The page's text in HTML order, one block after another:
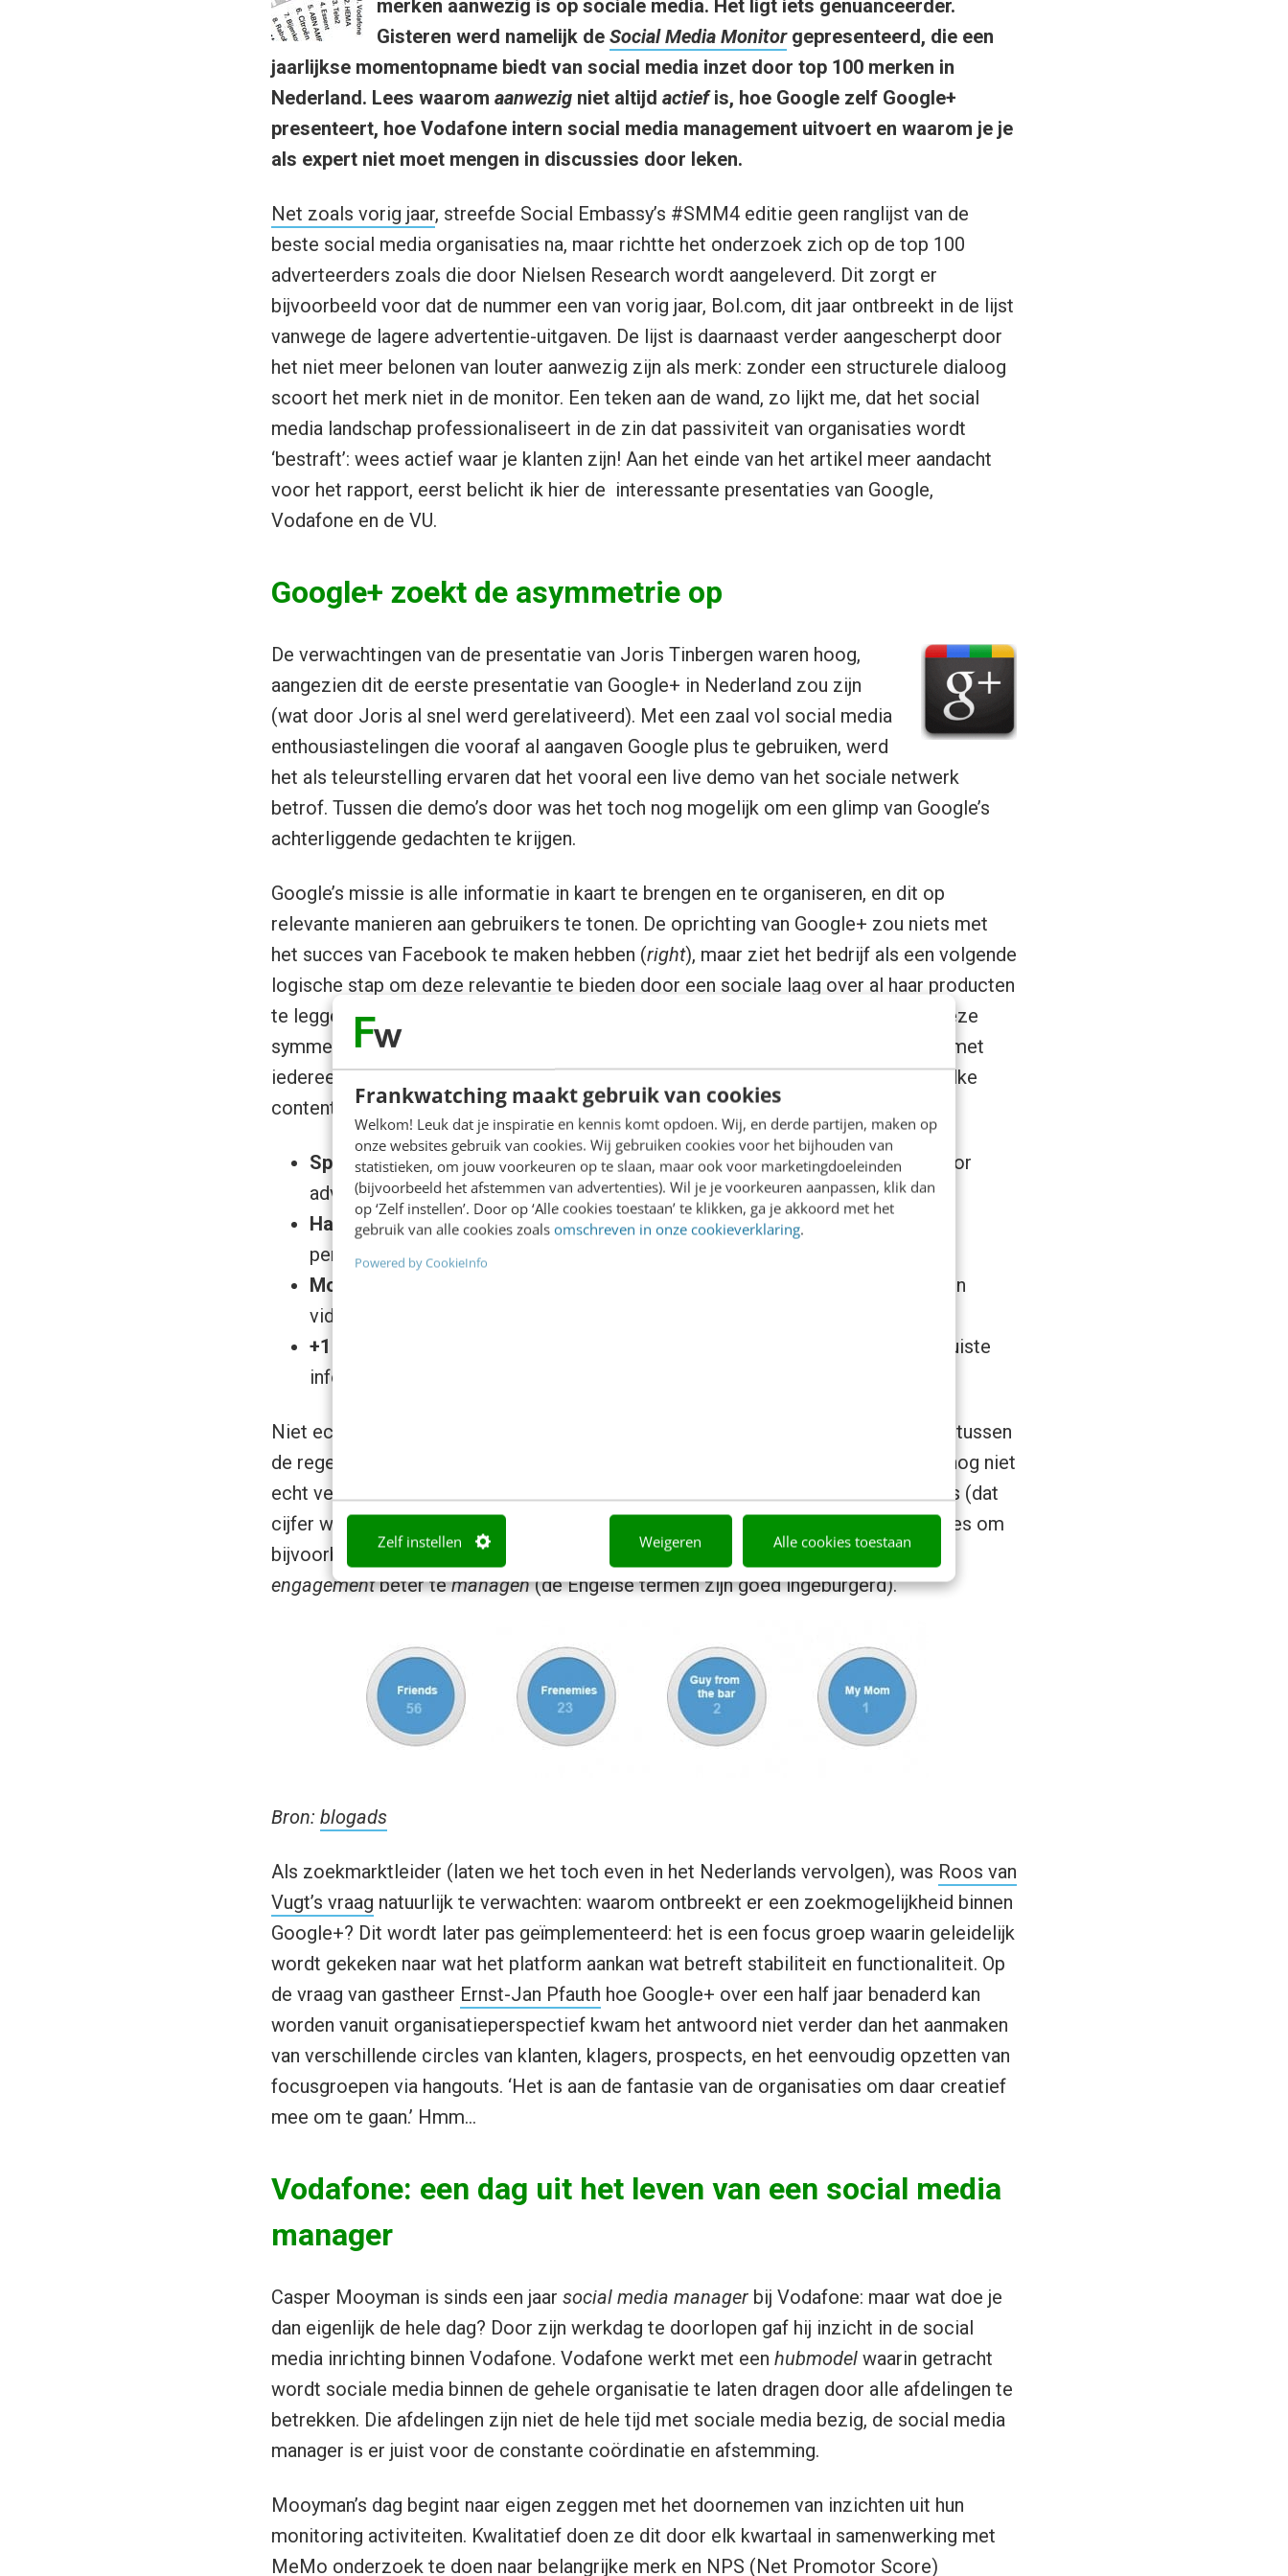
Frankwatching maakt gebruik van cookies
Welkom! Leuk dat je inspiratie en kennis komt opdoen. Wij, en derde partijen, maken op
onze websites gebruik van cookies. Wij gebruiken cookies voor het bijhouden van
statistieken, om jouw voorkeuren op te slaan, maar ook voor marketingdoeleinden
(bijvoorbeeld het afstemmen van advertenties). Wil je je voorkeuren aanpassen, klik dan
op ‘Zelf instellen’. Door op ‘Alle cookies toestaan’ te klikken, ga je akkoord met het
gebruik van alle cookies zoals omschreven in onze cookieverklaring.
Powered by CookieInfo
Zelf instellen Weigeren Alle cookies toestaan
merken aanwezig is op sociale media. Het ligt iets genuanceerder.
Gisteren werd namelijk de Social Media Monitor gepresenteerd, die een
jaarlijkse momentopname biedt van social media inzet door top 100 merken in
Nederland. Lees waarom aanwezigniet altijd actiefis, hoe Google zelf Google+
presenteert, hoe Vodafone intern social media management uitvoert en waarom je je
als expert niet moet mengen in discussies door leken.
Net zoals vorig jaar, streefde Social Embassy’s #SMM4 editie geen ranglijst van de
beste social media organisaties na, maar richtte het onderzoek zich op de top 100
adverteerders zoals die door Nielsen Research wordt aangeleverd. Dit zorgt er
bijvoorbeeld voor dat de nummer een van vorig jaar, Bol.com, dit jaar ontbreekt in de lijst
vanwege de lagere advertentie-uitgaven. De lijst is daarnaast verder aangescherpt door
het niet meer belonen van louter aanwezig zijn als merk: zonder een structurele dialoog
scoort het merk niet in de monitor. Een teken aan de wand, zo lijkt me, dat het social
media landschap professionaliseert in de zin dat passiviteit van organisaties wordt
‘bestraft’: wees actief waar je klanten zijn! Aan het einde van het artikel meer aandacht
voor het rapport, eerst belicht ik hier de interessante presentaties van Google,
Vodafone en de VU.
Google+ zoekt de asymmetrie op
De verwachtingen van de presentatie van Joris Tinbergen waren hoog,
aangezien dit de eerste presentatie van Google+ in Nederland zou zijn
(wat door Joris al snel werd gerelativeerd). Met een zaal vol social media
enthousiastelingen die vooraf al aangaven Google plus te gebruiken, werd
het als teleurstelling ervaren dat het vooral een live demo van het sociale netwerk
betrof. Tussen die demo’s door was het toch nog mogelijk om een glimp van Google’s
achterliggende gedachten te krijgen.
Google’s missie is alle informatie in kaart te brengen en te organiseren, en dit op
relevante manieren aan gebruikers te tonen. De oprichting van Google+ zou niets met
het succes van Facebook te maken hebben (right), maar ziet het bedrijf als een volgende
logische stap om deze relevantie te bieden door een sociale laag over al haar producten
te leggen. Google’s uitgangspunt: er zijn verschillen in de contacten die je hebt. Deze
symmetrische online vriendschappen zijn niet altijd gewenst: je bent immers niet met
iedereen beste vrienden. Door het gebruik vancirclesbeslis je zelf met wie je welke
content deelt. Tinbergen ging verder nog in op functies zoals:
Sparks(een newsfeed gebaseerd op aangegeven interesses: interessant voor
adverteerders dus AdWords zijn te verwachten);
Hangouts(de ouderwetse chatroom in een nieuw jasje met sociale netwerk
perspectief);
Mobiel
(de Google+ Android app heeft een auto upload om genomen foto’s en
video’s makkelijker te delen) en
+1 button
(de veelheid aan informatiestreams maakt het lastig zoeken naar juiste
informatie: ga af op de gedeelde content van mensen die je vertrouwt).
Niet echt wereldschokkend dus. Leuker was om goed te luisteren naar dat wat er tussen
de regels door verteld werd. Tinbergen gaf namelijk aan dat ze namens Google+ nog niet
echt veel te bieden hebben: zie het als een bèta project met 25 miljoen gebruikers (dat
cijfer wordt door Google niet bevestigd). Later dit jaar volgen meer implementaties om
bijvoorbeeld als bedrijf ook aanwezig te zijn en uitgebreide analyticsom het
engagementbeter temanagen(de Engelse termen zijn goed ingeburgerd).
Bron: blogads
Als zoekmarktleider (laten we het toch even in het Nederlands vervolgen), was Roos van
Vugt’s vraag natuurlijk te verwachten: waarom ontbreekt er een zoekmogelijkheid binnen
Google+? Dit wordt later pas geïmplementeerd: het is een focus groep waarin geleidelijk
wordt gekeken naar wat het platform aankan wat betreft stabiliteit en functionaliteit. Op
de vraag van gastheer Ernst-Jan Pfauth hoe Google+ over een half jaar benaderd kan
worden vanuit organisatieperspectief kwam het antwoord niet verder dan het aanmaken
van verschillende circles van klanten, klagers, prospects, en het eenvoudig opzetten van
focusgroepen via hangouts. ‘Het is aan de fantasie van de organisaties om daar creatief
mee om te gaan.’ Hmm…
Vodafone: een dag uit het leven van een social media
manager
Casper Mooyman is sinds een jaar social media managerbij Vodafone: maar wat doe je
dan eigenlijk de hele dag? Door zijn werkdag te doorlopen gaf hij inzicht in de social
media inrichting binnen Vodafone. Vodafone werkt met een hubmodel waarin getracht
wordt sociale media binnen de gehele organisatie te laten dragen door alle afdelingen te
betrekken. Die afdelingen zijn niet de hele tijd met sociale media bezig, de social media
manager is er juist voor de constante coördinatie en afstemming.
Mooyman’s dag begint naar eigen zeggen met het doornemen van inzichten uit hun
monitoring activiteiten. Kwalitatief doen ze dit door elk kwartaal in samenwerking met
MeMo onderzoek te doen naar belangrijke merk en NPS (Net Promotor Score)